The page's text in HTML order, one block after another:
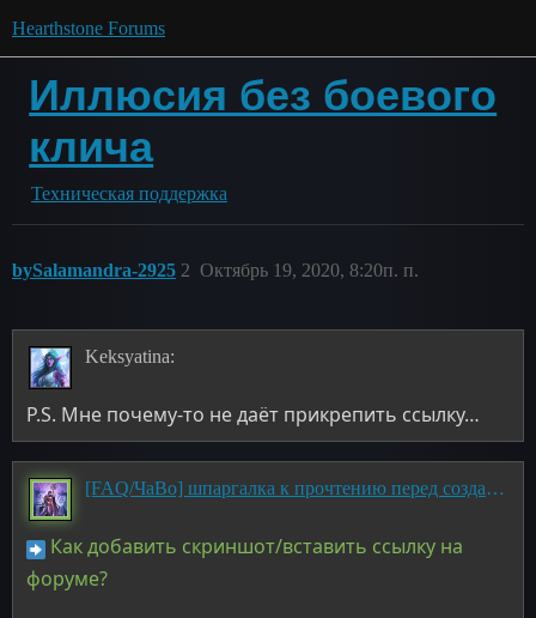
Hearthstone Forums
Иллюсия без боевого
клича
Техническая поддержка
bySalamandra-2925 Октябрь 19, 2020, 8:20п. п.
2
Keksyatina:
P.S. Мне почему-то не даёт прикрепить ссылку…
[FAQ/ЧаВо] шпаргалка к прочтению перед созданием темы
Как добавить скриншот/вставить ссылку на
форуме?